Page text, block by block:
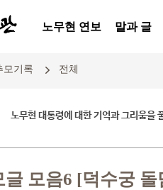
노무현 연보 말과 글
모기록 전체
노무현 대통령에 대한 기억과 그리움을
글 모음6 [덕수궁 돌